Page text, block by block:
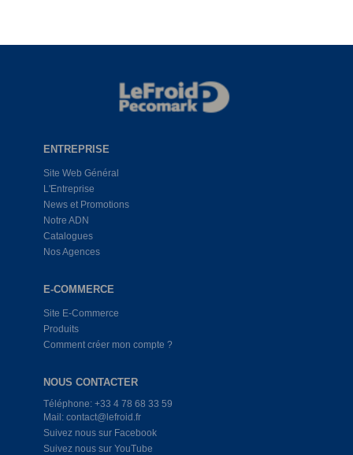
ENTREPRISE
Site Web Général
L'Entreprise
News et Promotions
Notre ADN
Catalogues
Nos Agences
E-COMMERCE
Site E-Commerce
Produits
Comment créer mon compte ?
NOUS CONTACTER
Téléphone: +33 4 78 68 33 59
Mail: contact@lefroid.fr
Suivez nous sur Facebook
Suivez nous sur YouTube